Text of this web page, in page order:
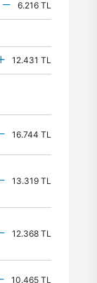
6.216 TL
12.431 TL
16.744 TL
13.319 TL
12.368 TL
10.465 TL